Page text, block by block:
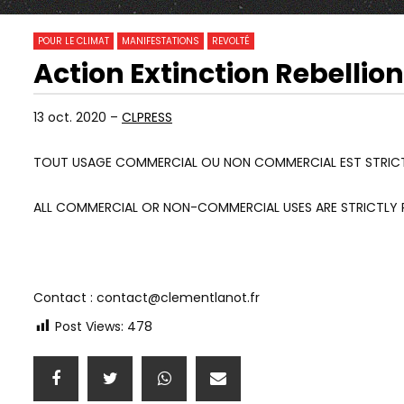
Watch Later
01:10:22
EP.03 | SAINTE-SOLINE, AUTOPSIE
D’UN CARNAGE
06:55
POUR LE CLIMAT MANIFESTATIONS REVOLTÉ
Action Extinction
13 oct. 2020 – CLPRESS
TOUT USAGE COMMERCIAL OU NON COMMERCIAL EST
ALL COMMERCIAL OR NON-COMMERCIAL USES ARE STRICTLY
Contact : contact@clementlanot.fr
Post Views: 478